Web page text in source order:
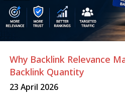
Why Backlink Relevance
Backlink Quantity
23 April 2026